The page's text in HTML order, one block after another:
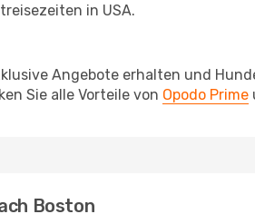
in USA.
Angebote erhalten und
Sie alle Vorteile von Opodo Prime
Boston